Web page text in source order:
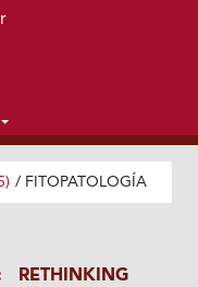
/ FITOPATOLOGÍA
RETHINKING